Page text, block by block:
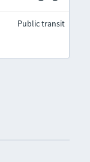
Public transit